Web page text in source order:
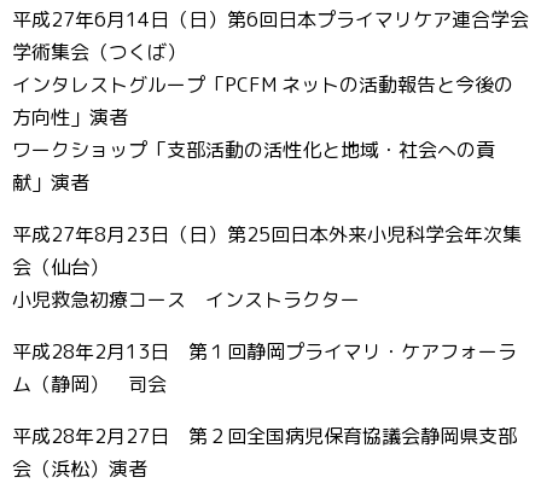
平成27年6月14日（日）第6回日本プライマリケア連合学会
学術集会（つくば）
インタレストグループ「PCFM ネットの活動報告と今後の
方向性」演者
ワークショップ「支部活動の活性化と地域・社会への貢
献」演者
平成27年8月23日（日）第25回日本外来小児科学会年次集
会（仙台）
小児救急初療コース インストラクター
平成28年2月13日 第１回静岡プライマリ・ケアフォーラ
ム（静岡） 司会
平成28年2月27日 第２回全国病児保育協議会静岡県支部
会（浜松）演者